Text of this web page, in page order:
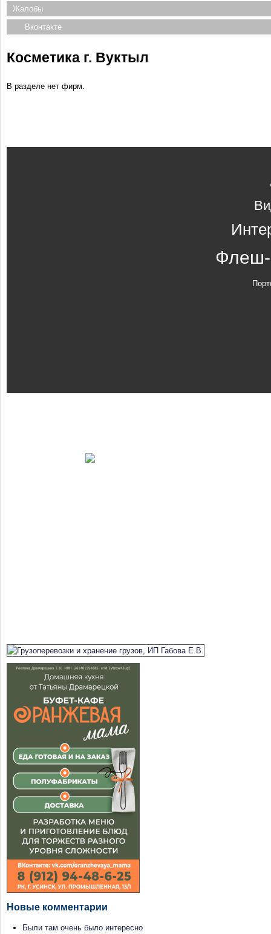
Жалобы
Вконтакте
Косметика г. Вуктыл
В разделе нет фирм.
Флеш-
Новые комментарии
Были там очень было интересно